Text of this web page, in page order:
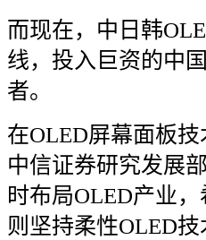
而现在，中日韩
线，投入巨资的中
者。
在OLED屏幕面板
中信证券研究发展
时布局OLED产业
则坚持柔性OLED技